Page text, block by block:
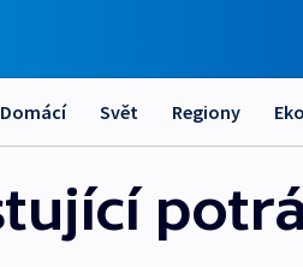
Domácí Svět Regiony